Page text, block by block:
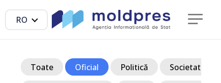
RO
Toate Oficial Politică Societate